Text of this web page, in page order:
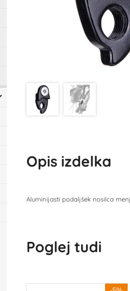
Opis izdelka
Aluminijasti podaljšek nosilca
Poglej tudi